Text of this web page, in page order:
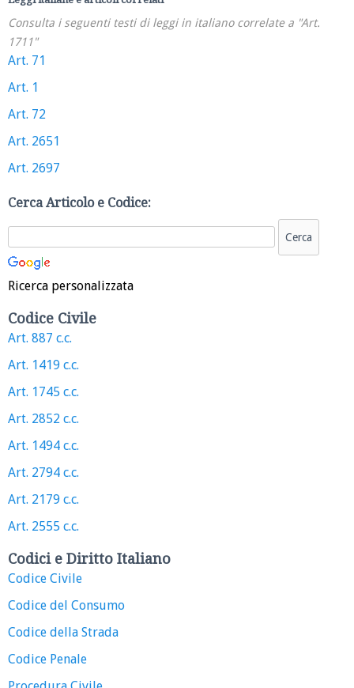
Consulta i seguenti testi di leggi in italiano correlate a "Art.
1711"
Art. 71
Art. 1
Art. 72
Art. 2651
Art. 2697
Cerca Articolo e Codice:
Ricerca personalizzata
Codice Civile
Art. 887 c.c.
Art. 1419 c.c.
Art. 1745 c.c.
Art. 2852 c.c.
Art. 1494 c.c.
Art. 2794 c.c.
Art. 2179 c.c.
Art. 2555 c.c.
Codici e Diritto Italiano
Codice Civile
Codice del Consumo
Codice della Strada
Codice Penale